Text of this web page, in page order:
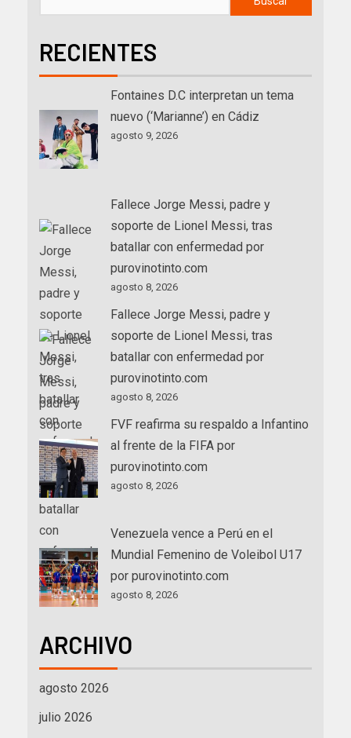
RECIENTES
Fontaines D.C interpretan un tema
nuevo (‘Marianne’) en Cádiz
agosto 9, 2026
Fallece Jorge Messi, padre y
soporte de Lionel Messi, tras
batallar con enfermedad por
purovinotinto.com
agosto 8, 2026
Fallece Jorge Messi, padre y
soporte de Lionel Messi, tras
batallar con enfermedad por
purovinotinto.com
agosto 8, 2026
FVF reafirma su respaldo a Infantino
al frente de la FIFA por
purovinotinto.com
agosto 8, 2026
Venezuela vence a Perú en el
Mundial Femenino de Voleibol U17
por purovinotinto.com
agosto 8, 2026
ARCHIVO
agosto 2026
julio 2026